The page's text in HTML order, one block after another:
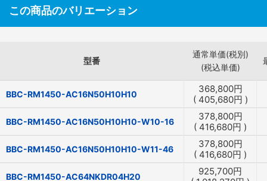
この商品のバリエーション
型番
通常単価(税別)
(税込単価)
BBC-RM1450-AC16N50H10H10 368,800円
( 405,680円 )
BBC-RM1450-AC16N50H10H10-W10-16 378,800円
( 416,680円 )
BBC-RM1450-AC16N50H10H10-W11-46 378,800円
( 416,680円 )
BBC-RM1450-AC64NKDR04H20 925,700円